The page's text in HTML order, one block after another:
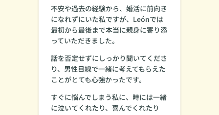
不安や過去の経験から、婚活に前向き
になれずにいた私ですが、Leónでは
最初から最後まで本当に親身に寄り添
っていただきました。
話を否定せずにしっかり聞いてくださ
り、男性目線で一緒に考えてもらえた
ことがとても心強かったです。
すぐに悩んでしまう私に、時には一緒
に泣いてくれたり、喜んでくれたり